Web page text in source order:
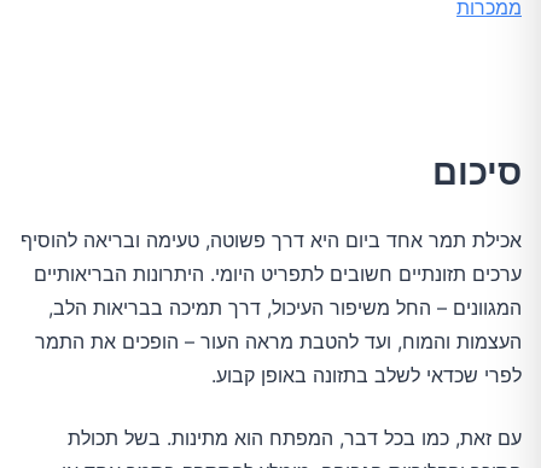
ממכרות
סיכום
אכילת תמר אחד ביום היא דרך פשוטה, טעימה ובריאה להוסיף
ערכים תזונתיים חשובים לתפריט היומי. היתרונות הבריאותיים
המגוונים – החל משיפור העיכול, דרך תמיכה בבריאות הלב,
העצמות והמוח, ועד להטבת מראה העור – הופכים את התמר
לפרי שכדאי לשלב בתזונה באופן קבוע.
עם זאת, כמו בכל דבר, המפתח הוא מתינות. בשל תכולת